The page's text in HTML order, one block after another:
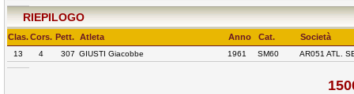
RIEPILOGO
Clas.Cors. Pett. Atleta Anno Cat. Società
13 4 307 GIUSTI Giacobbe 1961 SM60 AR051 ATL.